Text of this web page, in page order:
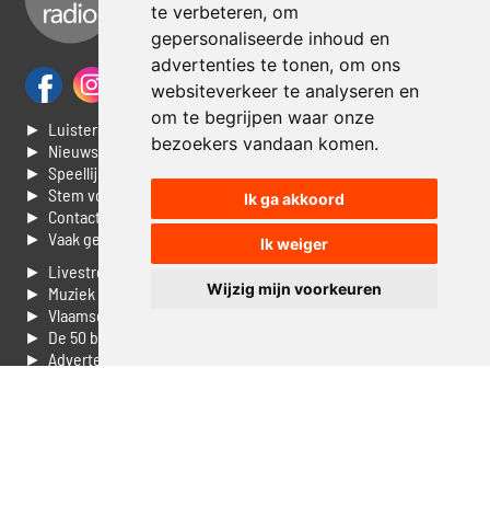
te verbeteren, om
gepersonaliseerde inhoud en
advertenties te tonen, om ons
websiteverkeer te analyseren en
om te begrijpen waar onze
bezoekers vandaan komen.
Ik ga akkoord
Ik weiger
Wijzig mijn voorkeuren
► Luisteren naar Jouwradio
► Nieuws
► Speellijst
► Stem voor de Dag top 3
► Contacteer ons
► Vaak gestelde vragen
► Livestream informatie
► Muziek opzoeken
► Vlaamse 100 Aller tijden
► De 50 beste van...
► Adverteren op Jouwradio